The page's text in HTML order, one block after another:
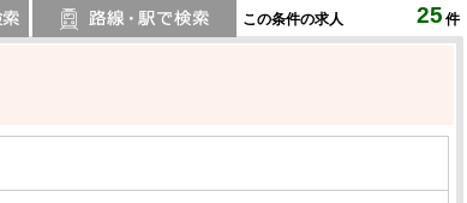
この条件の求人 25 件